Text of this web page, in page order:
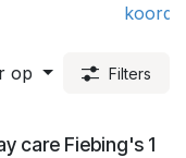
op Filters
care Fiebing's 1